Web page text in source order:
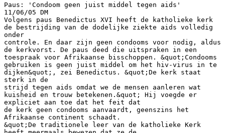
Paus: 'Condoom geen juist middel tegen aids'
11/06/05 DM
Volgens paus Benedictus XVI heeft de katholieke kerk
de bestrijding van de dodelijke ziekte aids volledig
onder
controle. En daar zijn geen condooms voor nodig, aldus
de kerkvorst. De paus deed die uitspraken in een
toespraak voor Afrikaanse bisschoppen. &quot;Condooms
gebruiken is geen juist middel om het hiv-virus in te
dijken&quot;, zei Benedictus. &quot;De kerk staat
sterk in de
strijd tegen aids omdat we de mensen aanleren wat
kuisheid en trouw betekenen.&quot; Hij voegde er
expliciet aan toe dat het feit dat
de kerk geen condooms aanvaardt, geenszins het
Afrikaanse continent schaadt.
&quot;De traditionele leer van de katholieke Kerk